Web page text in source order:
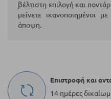
βέλτιστη επιλογή και
μείνετε ικανοποιημένοι
άποψη.
Επιστροφή και
14 ημέρες